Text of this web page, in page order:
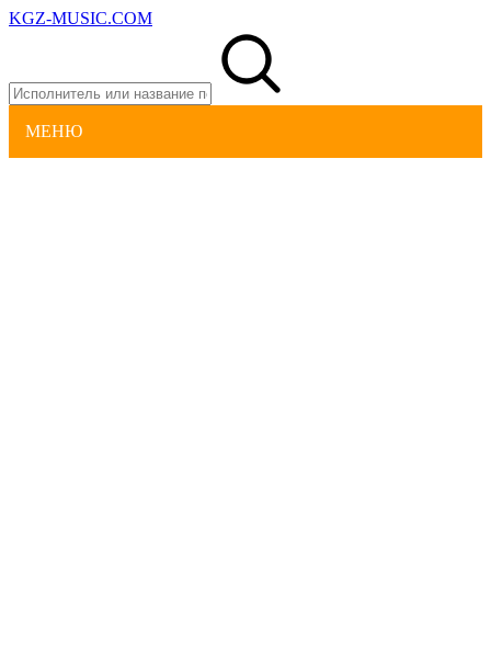
KGZ-MUSIC.COM
МЕНЮ